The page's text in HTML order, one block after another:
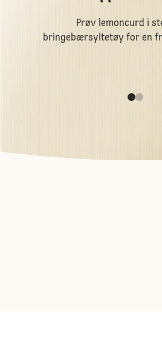
Prøv lemoncurd i
bringebærsyltetøy for en